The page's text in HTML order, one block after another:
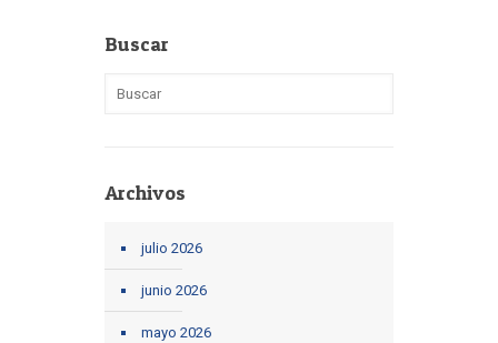
Buscar
Archivos
julio 2026
junio 2026
mayo 2026